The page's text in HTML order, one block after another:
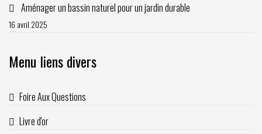
Aménager un bassin naturel pour un jardin durable
16 avril 2025
Menu liens divers
Foire Aux Questions
Livre d'or